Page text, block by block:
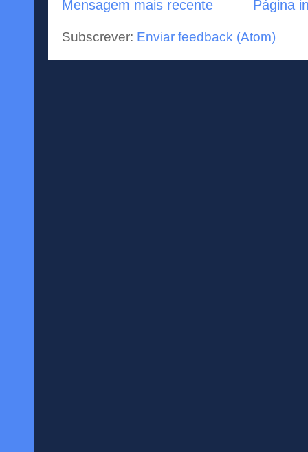
Mensagem mais recente Página
Subscrever: Enviar feedback (Atom)